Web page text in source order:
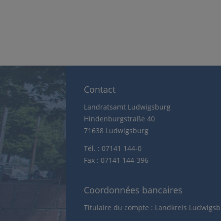
Contact
Landratsamt Ludwigsburg
Hindenburgstraße 40
71638 Ludwigsburg
Tél. : 07141 144-0
Fax : 07141 144-396
Coordonnées bancaires
Titulaire du compte : Landkreis